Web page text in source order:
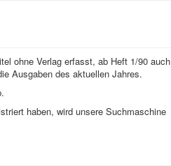
ohne Verlag erfasst, ab Heft 1/90 auch
Ausgaben des aktuellen Jahres.
haben, wird unsere Suchmaschine